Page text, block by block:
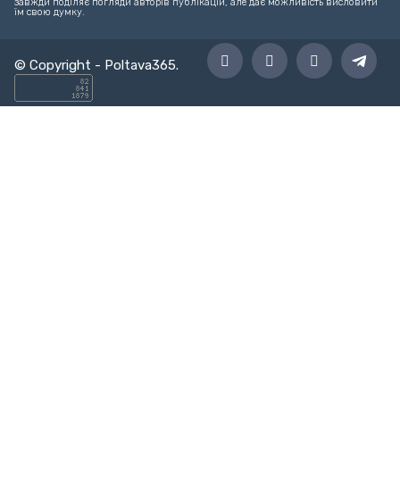
Спорт
Інтернет-видання «Полтава365».
Матеріали сайту є інтелектуальною
власністю видання. Використання матеріалів інтернет-видання
«Полтава365» на інших сайтах дозволяється тільки за наявності
гіперпосилання на сайт
пошуковими системами, в друкованих виданнях - тільки за письмовою
згодою редакції. Матеріали, позначені літерою